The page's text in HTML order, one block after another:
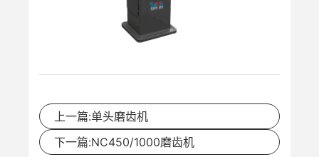
上一篇:单头磨齿机
下一篇:NC450/1000磨齿机